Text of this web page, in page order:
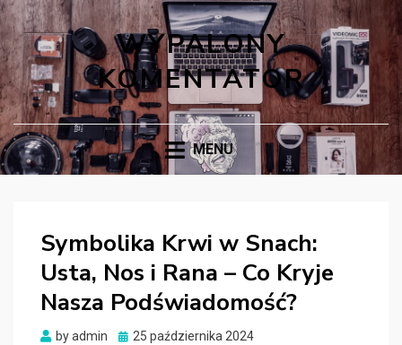
WYPALONY
KOMENTATOR
MENU
Symbolika Krwi w Snach:
Usta, Nos i Rana – Co Kryje
Nasza Podświadomość?
byadmin
Posted
25 października 2024